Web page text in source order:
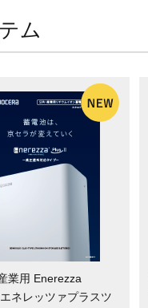
ム
業用 Enerezza
ネレッツァプラスツ